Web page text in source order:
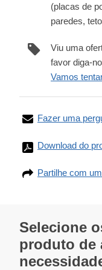
(placas de
paredes,
Viu uma
favor diga-
Vamos
Fazer uma
Download do
Partilhe com
Selecione
produto de